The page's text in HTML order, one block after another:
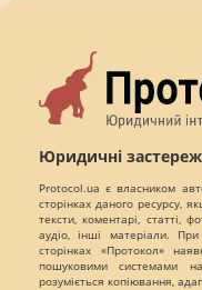
Юридичні
Protocol.ua є власником
сторінках даного ресурсу,
тексти, коментарі, статті,
аудіо, інші матеріали.
сторінках «Протокол»
пошуковими системами
розуміється копіювання,